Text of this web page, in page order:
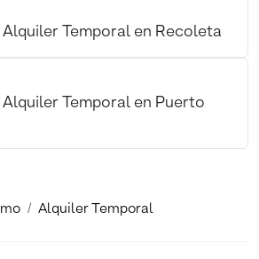
Alquiler Temporal en Recoleta
Alquiler Temporal en Puerto
Alquiler Temporal